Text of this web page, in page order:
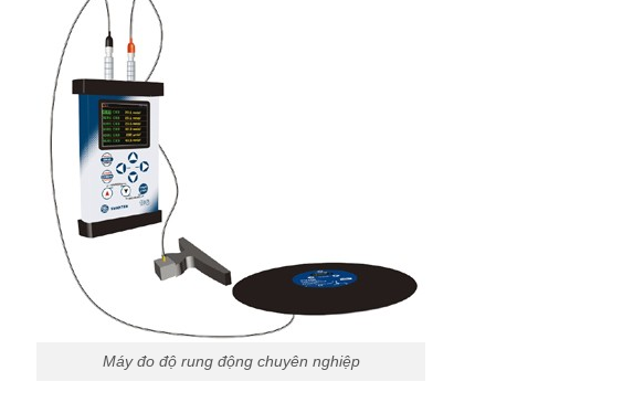
Máy đo độ rung động chuyên nghiệp